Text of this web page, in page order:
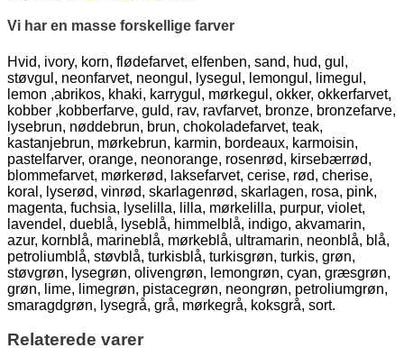
Vi har en masse forskellige farver
Hvid, ivory, korn, flødefarvet, elfenben, sand, hud, gul,
støvgul, neonfarvet, neongul, lysegul, lemongul, limegul,
lemon ,abrikos, khaki, karrygul, mørkegul, okker, okkerfarvet,
kobber ,kobberfarve, guld, rav, ravfarvet, bronze, bronzefarve,
lysebrun, nøddebrun, brun, chokoladefarvet, teak,
kastanjebrun, mørkebrun, karmin, bordeaux, karmoisin,
pastelfarver, orange, neonorange, rosenrød, kirsebærrød,
blommefarvet, mørkerød, laksefarvet, cerise, rød, cherise,
koral, lyserød, vinrød, skarlagenrød, skarlagen, rosa, pink,
magenta, fuchsia, lyselilla, lilla, mørkelilla, purpur, violet,
lavendel, dueblå, lyseblå, himmelblå, indigo, akvamarin,
azur, kornblå, marineblå, mørkeblå, ultramarin, neonblå, blå,
petroliumblå, støvblå, turkisblå, turkisgrøn, turkis, grøn,
støvgrøn, lysegrøn, olivengrøn, lemongrøn, cyan, græsgrøn,
grøn, lime, limegrøn, pistacegrøn, neongrøn, petroliumgrøn,
smaragdgrøn, lysegrå, grå, mørkegrå, koksgrå, sort.
Relaterede varer